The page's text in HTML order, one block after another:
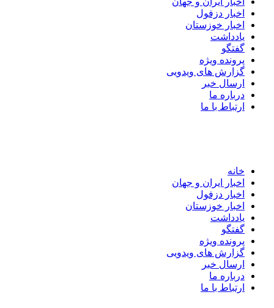
اخبار دزفول
اخبار خوزستان
یادداشت
گفتگو
پرونده ویژه
گزارش های ویدویی
ارسال خبر
درباره ما
ارتباط با ما
خانه
اخبار ایران و جهان
اخبار دزفول
اخبار خوزستان
یادداشت
گفتگو
پرونده ویژه
گزارش های ویدویی
ارسال خبر
درباره ما
ارتباط با ما